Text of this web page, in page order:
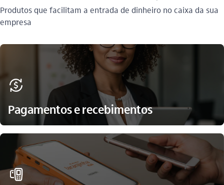
Produtos que facilitam a entrada de dinheiro no caixa da sua
empresa
recarga
Pagamentos e recebimentos
maquina_cartao_outline